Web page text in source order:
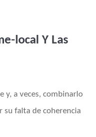
local Y Las
y, a veces, combinarlo
su falta de coherencia